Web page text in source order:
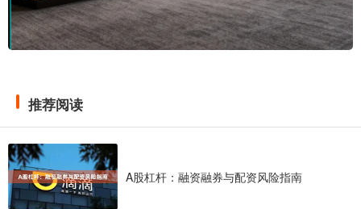
推荐阅读
A股杠杆：融资融券与配资风险指南